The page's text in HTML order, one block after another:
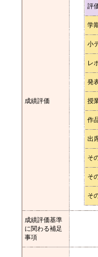
成績評価
評
学
小
レ
発
授
作
出
そ
そ
そ
成績評価基準
に関わる補足
事項